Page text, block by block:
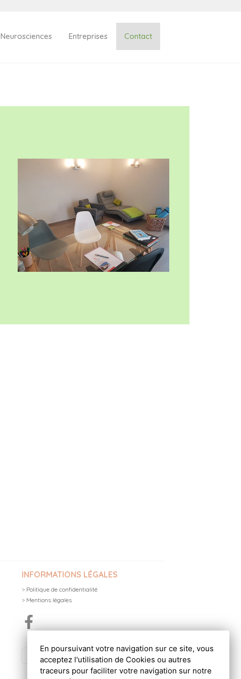
Neurosciences Entreprises Contact
INFORMATIONS LÉGALES
> Politique de confidentialité
> Mentions légales
En poursuivant votre navigation sur ce site, vous
acceptez l'utilisation de Cookies ou autres
traceurs pour faciliter votre navigation sur notre